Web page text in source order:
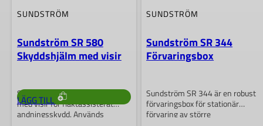
kraftfullt heavy duty-batteri av
litium-jontyp för fläkt SR 500….
LÄGG TILL
SUNDSTRÖM
Sundström SR 580
Skyddshjälm med visir
Sundström SR 580 är en hjälm
med visir för fläktassisterat
andningsskydd. Används
SUNDSTRÖM
Sundström SR 344
Förvaringsbox
Sundström SR 344 är en robust
förvaringsbox för stationär
förvaring av större